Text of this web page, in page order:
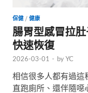
保健 / 健康
腸胃型感冒拉
快速恢復
2026-03-01 - byYC
相信很多人都有過
直跑廁所、還伴隨